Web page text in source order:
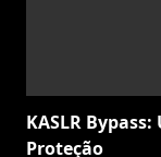
KASLR
Proteção